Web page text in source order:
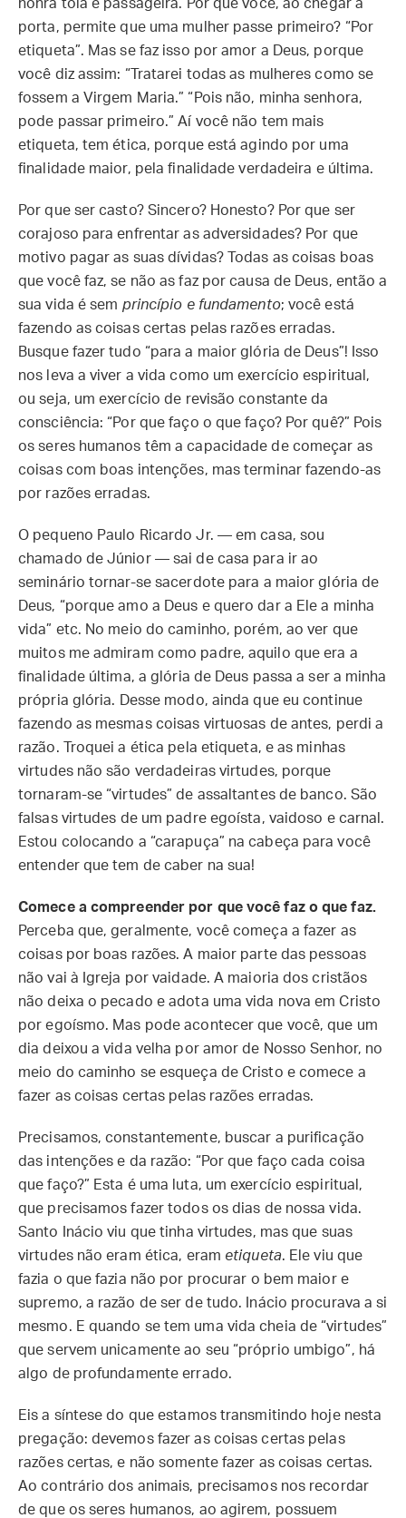
honra tola e passageira. Por que você, ao chegar à
porta, permite que uma mulher passe primeiro? “Por
etiqueta”. Mas se faz isso por amor a Deus, porque
você diz assim: “Tratarei todas as mulheres como se
fossem a Virgem Maria.” “Pois não, minha senhora,
pode passar primeiro.” Aí você não tem mais
etiqueta, tem ética, porque está agindo por uma
finalidade maior, pela finalidade verdadeira e última.
Por que ser casto? Sincero? Honesto? Por que ser
corajoso para enfrentar as adversidades? Por que
motivo pagar as suas dívidas? Todas as coisas boas
que você faz, se não as faz por causa de Deus, então a
sua vida é sem princípio e fundamento; você está
fazendo as coisas certas pelas razões erradas.
Busque fazer tudo “para a maior glória de Deus”! Isso
nos leva a viver a vida como um exercício espiritual,
ou seja, um exercício de revisão constante da
consciência: “Por que faço o que faço? Por quê?” Pois
os seres humanos têm a capacidade de começar as
coisas com boas intenções, mas terminar fazendo-as
por razões erradas.
O pequeno Paulo Ricardo Jr. — em casa, sou
chamado de Júnior — sai de casa para ir ao
seminário tornar-se sacerdote para a maior glória de
Deus, “porque amo a Deus e quero dar a Ele a minha
vida” etc. No meio do caminho, porém, ao ver que
muitos me admiram como padre, aquilo que era a
finalidade última, a glória de Deus passa a ser a minha
própria glória. Desse modo, ainda que eu continue
fazendo as mesmas coisas virtuosas de antes, perdi a
razão. Troquei a ética pela etiqueta, e as minhas
virtudes não são verdadeiras virtudes, porque
tornaram-se “virtudes” de assaltantes de banco. São
falsas virtudes de um padre egoísta, vaidoso e carnal.
Estou colocando a “carapuça” na cabeça para você
entender que tem de caber na sua!
Comece a compreender por que você faz o que faz.
Perceba que, geralmente, você começa a fazer as
coisas por boas razões. A maior parte das pessoas
não vai à Igreja por vaidade. A maioria dos cristãos
não deixa o pecado e adota uma vida nova em Cristo
por egoísmo. Mas pode acontecer que você, que um
dia deixou a vida velha por amor de Nosso Senhor, no
meio do caminho se esqueça de Cristo e comece a
fazer as coisas certas pelas razões erradas.
Precisamos, constantemente, buscar a purificação
das intenções e da razão: “Por que faço cada coisa
que faço?” Esta é uma luta, um exercício espiritual,
que precisamos fazer todos os dias de nossa vida.
Santo Inácio viu que tinha virtudes, mas que suas
virtudes não eram ética, eram etiqueta. Ele viu que
fazia o que fazia não por procurar o bem maior e
supremo, a razão de ser de tudo. Inácio procurava a si
mesmo. E quando se tem uma vida cheia de “virtudes”
que servem unicamente ao seu “próprio umbigo”, há
algo de profundamente errado.
Eis a síntese do que estamos transmitindo hoje nesta
pregação: devemos fazer as coisas certas pelas
razões certas, e não somente fazer as coisas certas.
Ao contrário dos animais, precisamos nos recordar
de que os seres humanos, ao agirem, possuem